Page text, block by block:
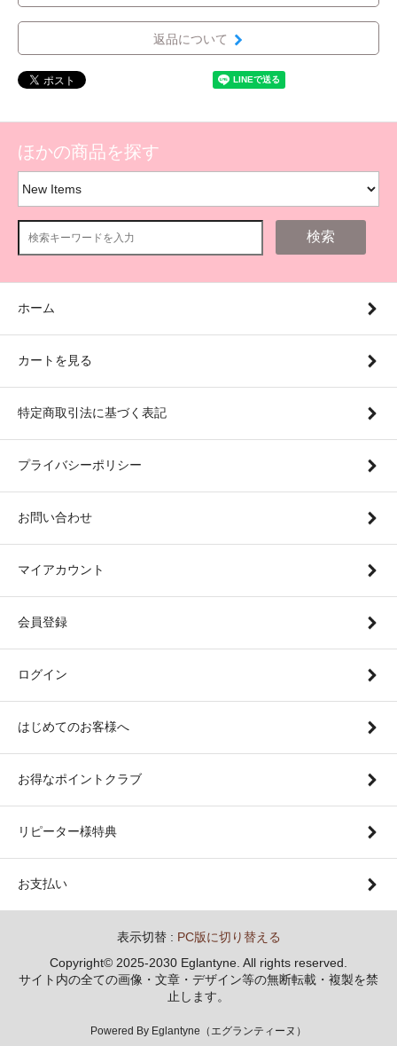
返品について
ほかの商品を探す
検索
ホーム
カートを見る
特定商取引法に基づく表記
プライバシーポリシー
お問い合わせ
マイアカウント
会員登録
ログイン
はじめてのお客様へ
お得なポイントクラブ
リピーター様特典
お支払い
表示切替 : PC版に切り替える
Copyright© 2025-2030 Eglantyne. All rights reserved.
サイト内の全ての画像・文章・デザイン等の無断転載・複製を禁
止します。
Powered By Eglantyne（エグランティーヌ）